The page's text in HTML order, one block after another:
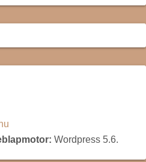
Wordpress 5.6.